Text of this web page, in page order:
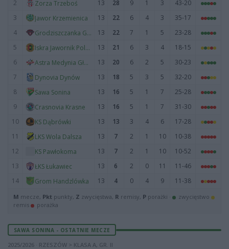
2 Zorza Trzeboś 13 28 9 1 3
43-20
3
Jawor Krzemienica 13 22 6 4 3
35-17
4
Grodziszczanka Grodzisko Dolne 13 22 7 1 5
23-28
5
Iskra Jawornik Polski 13 21 6 3 4
18-15
6
Astra Medynia Głogowska 13 20 6 2 5
30-23
7
Dynovia Dynów 13 18 5 3 5
32-20
8
Sawa Sonina 13 16 5 1 7
25-28
9
Crasnovia Krasne 13 16 5 1 7
31-30
10
KS Dąbrówki 13 13 3 4 6
17-28
11
LKS Wola Dalsza 13 7 2 1 10
10-38
12
KS Pawłokoma 13 7 2 1 10
10-52
13
ŁKS Łukawiec 13 6 2 0 11
11-46
14
Grom Handzlówka 13 4 0 4 9 11-38
M mecze, Pkt punkty, Z zwycięstwa, R remisy, P porażki ·
zwycięstwo
remis
porażka
SAWA SONINA - OSTATNIE MECZE
2025/2026 · RZESZÓW > KLASA A, GR. II